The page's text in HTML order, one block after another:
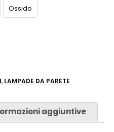
Ossido
, LAMPADE DA PARETE
aggiuntive